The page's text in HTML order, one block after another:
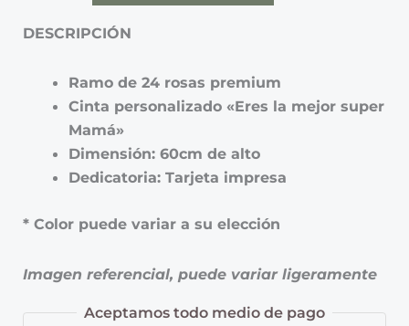
DESCRIPCIÓN
Ramo de 24 rosas premium
Cinta personalizado «Eres la mejor super
Mamá»
Dimensión: 60cm de alto
Dedicatoria: Tarjeta impresa
* Color puede variar a su elección
Imagen referencial, puede variar ligeramente
Aceptamos todo medio de pago